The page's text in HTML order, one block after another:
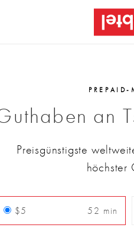
PREPAID-
an
Preisgünstigste
höchster
$5 52 min